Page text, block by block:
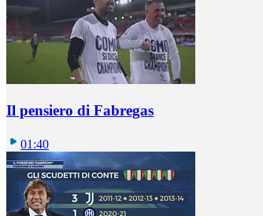
Il pensiero di Fabregas
01:40